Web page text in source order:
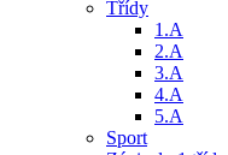
Třídy
1.A
2.A
3.A
4.A
5.A
Sport